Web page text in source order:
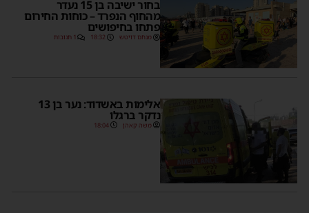
בחור ישיבה בן 15 נעדר
מהחוף הנפרד – כוחות החירום
פתחו בחיפושים
מנחם דויטש 18:32 1 תגובות
אלימות באשדוד: נער בן 13
נדקר ברגלו
משה קאהן 18:04